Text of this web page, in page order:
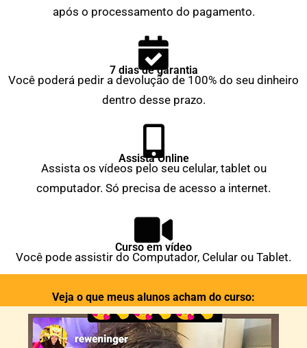
após o processamento do pagamento.
7 dias de garantia
Você poderá pedir a devolução de 100% do seu dinheiro
dentro desse prazo.
Assista Online
Assista os vídeos pelo seu celular, tablet ou
computador. Só precisa de acesso a internet.
Curso em vídeo
Você pode assistir do Computador, Celular ou Tablet.
Veja o que meus alunos acham do curso: